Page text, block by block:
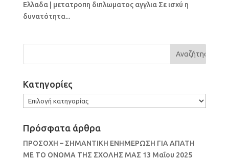
Ελλαδα | μετατροπη διπλωματος αγγλια Σε ισχύ η
δυνατότητα...
Kατηγορίες
Kατηγορίες
Πρόσφατα άρθρα
ΠΡΟΣΟΧΗ – ΣΗΜΑΝΤΙΚΗ ΕΝΗΜΕΡΩΣΗ ΓΙΑ ΑΠΑΤΗ
ΜΕ ΤΟ ΟΝΟΜΑ ΤΗΣ ΣΧΟΛΗΣ ΜΑΣ 13 Μαΐου 2025